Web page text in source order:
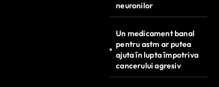
neuronilor
Un medicament banal
pentru astm ar putea
ajuta în lupta împotriva
cancerului agresiv